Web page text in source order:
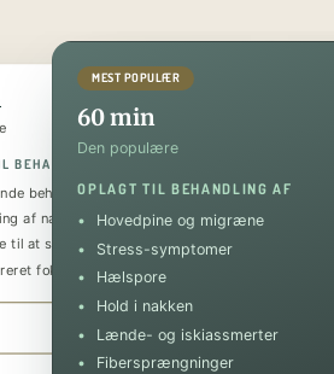
BEHANDLING AF
behandling
af nakke og skuldre
til at sænke stressniveauet
fokus på specifik skade
Book 30 min
MEST POPULÆR
60 min
Den populære
OPLAGT TIL BEHANDLING AF
Hovedpine og migræne
Stress-symptomer
Hælspore
Hold i nakken
Lænde- og iskiassmerter
Fibersprængninger
Den